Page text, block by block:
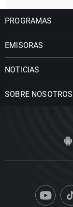
PROGRAMAS
EMISORAS
NOTICIAS
SOBRE NOSOTROS